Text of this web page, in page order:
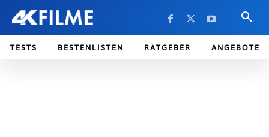
TESTS BESTENLISTEN RATGEBER ANGEBOTE